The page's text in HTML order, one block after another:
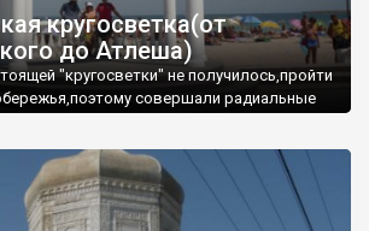
кругосветка(от
до Атлеша)
"кругосветки" не получилось,пройти
совершали радиальные